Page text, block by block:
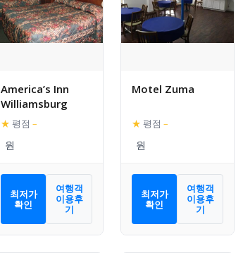
America’s Inn
Williamsburg
★ 평점 –
최저가
확인
여행객
이용후
기
Motel Zuma
★ 평점 –
최저가
확인
여행객
이용후
기